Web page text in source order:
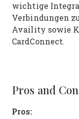
wichtige
Verbindungen
Availity sowie
CardConnect.
Pros and
Pros: